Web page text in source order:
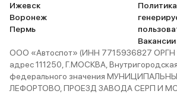
Ижевск
Воронеж
Пермь
Вакансии
ООО «Автоспот» (ИНН 7715936827 ОРГН
адрес 111250, Г.МОСКВА,
федерального значения
ЛЕФОРТОВО, ПРОЕЗД ЗАВОДА СЕРП И